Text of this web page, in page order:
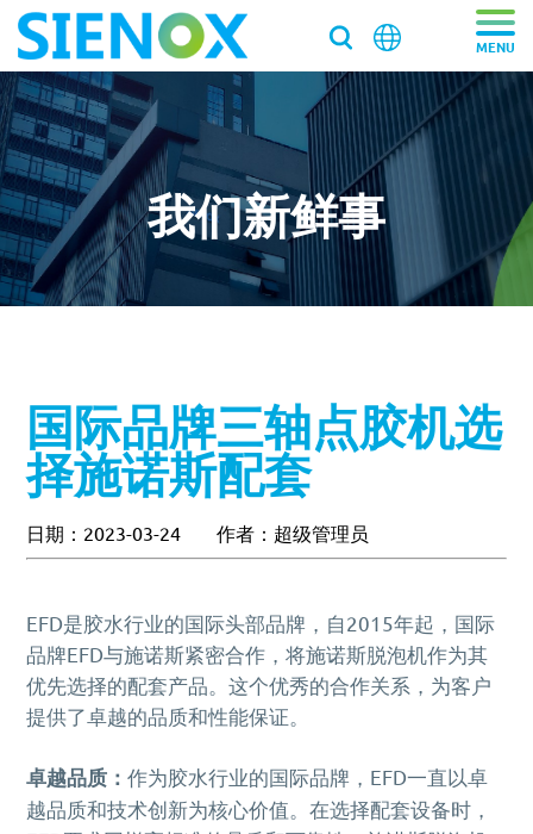
关于我们
关于我们
走近施诺斯
加入施诺斯
我们新鲜事
国际品牌三轴点胶机选择施诺斯配套
离心脱泡机的工作原理及作用
产品中心
产品中心
离心脱泡机
实验室/科研机构小型静音离心除泡设备 SIE-C012
真空脱泡搅拌机SIE‑MIX1000plus
行星式脱泡机SIE‑MIX60 公转自转真空脱泡搅拌机
大容量真空脱泡搅拌机SIE‑MIX2000
MORE+
实验均质机
高速乳化均质机 实验室高速搅拌分散机
多工位球磨混料机 实验室球磨机
加压/真空脱泡机
真空脱泡机SIE-ZK300,适用于大多数胶水、油墨
电池浆料搅拌机
机
行星搅拌机 SIE-ME050 锂电池浆料搅拌脱泡机
电池浆料匀浆机 SIE‑GX500 高速搅拌分散机
相关配套辅品
全自动点胶机 精密点胶机设备
多工位球磨机 实验室精细研磨机
解决方案
粉末材料
胶水材料
医药凝胶材料搅拌脱泡解决方案
消费电子
银浆材料
胶水材料
高粘度胶水脱泡解决方案
胶粘剂行业
膏体材料
工业大学涂膜材料脱泡解决方案
半导体/封装行业
LED原材
新能源行业
电池浆料
银浆材料
MORE+
其他应用
化妆品原料
寄样测试
寄送样品进行工艺实验
专业实验室租借服务
脱泡机的作用是什么？
售后服务怎么样？
为什么要选择施诺斯？
MORE+
资料下载
新闻资讯
新闻资讯
揭秘真空脱泡机如何进行胶水脱泡
两种比重相差较大的浆料搅拌
离心脱泡机：实验室与工厂的高效利器
行星式脱泡机的广泛应用领域
如何将胶水中的气泡除掉
联系我们020-87548184
保持联系
广州市黄埔区骏功路22号B栋4楼
我们新鲜事
国际品牌三轴点胶机选
择施诺斯配套
日期：2023-03-24 作者：超级管理员
EFD是胶水行业的国际头部品牌，自2015年起，国际
品牌EFD与施诺斯紧密合作，将施诺斯脱泡机作为其
优先选择的配套产品。这个优秀的合作关系，为客户
提供了卓越的品质和性能保证。
卓越品质：作为胶水行业的国际品牌，EFD一直以卓
越品质和技术创新为核心价值。在选择配套设备时，